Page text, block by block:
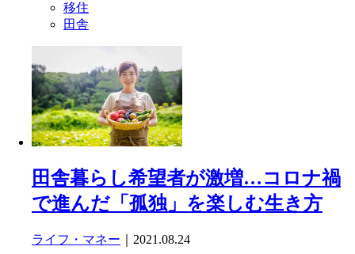
移住
田舎
田舎暮らし希望者が激増…コロナ禍
で進んだ「孤独」を楽しむ生き方
ライフ・マネー ｜2021.08.24